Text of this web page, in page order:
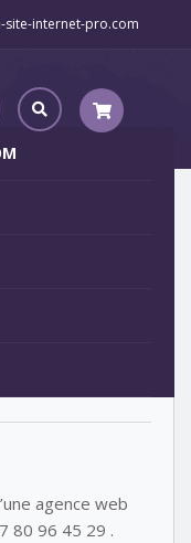
site-internet-pro.com
agence web
80 96 45 29 .